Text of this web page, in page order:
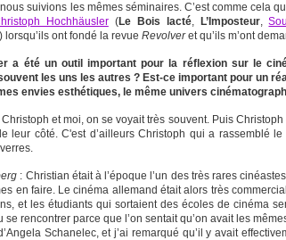
suivions les mêmes séminaires. C’est comme cela
Hochhäusler(Le Bois lacté, L’Imposteur,
) lorsqu’ils ont fondé la revue Revolveret qu’ils m’ont
a été un outil important pour la réflexion sur le
les uns les autres ? Est-ce important pour un
envies esthétiques, le même univers
Christoph et moi, on se voyait très souvent. Puis
leur côté. C'est d’ailleurs Christoph qui a rassemblé
: Christian était à l’époque l’un des très rares
en faire. Le cinéma allemand était alors très
et les étudiants qui sortaient des écoles de cinéma
se rencontrer parce que l’on sentait qu’on avait les
Schanelec, et j’ai remarqué qu’il y avait